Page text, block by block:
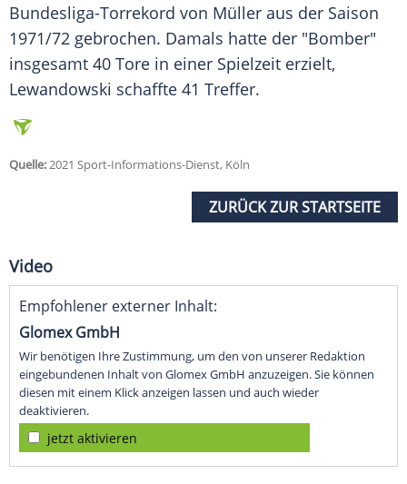
Bundesliga-Torrekord von Müller aus der Saison
1971/72 gebrochen. Damals hatte der "Bomber"
insgesamt 40 Tore in einer Spielzeit erzielt,
Lewandowski schaffte 41 Treffer.
Quelle:2021 Sport-Informations-Dienst, Köln
ZURÜCK ZUR STARTSEITE
Video
Empfohlener externer Inhalt:
Glomex GmbH
Wir benötigen Ihre Zustimmung, um den von unserer Redaktion
eingebundenen Inhalt von Glomex GmbH anzuzeigen. Sie können
diesen mit einem Klick anzeigen lassen und auch wieder
deaktivieren.
jetzt aktivieren